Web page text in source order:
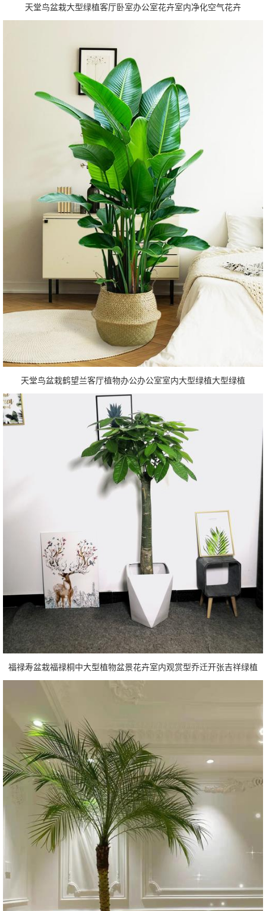
天堂鸟盆栽大型绿植客厅卧室办公室花卉室内净化空气花卉
天堂鸟盆栽鹤望兰客厅植物办公办公室室内大型绿植大型绿植
福禄寿盆栽福禄桐中大型植物盆景花卉室内观赏型乔迁开张吉祥绿植